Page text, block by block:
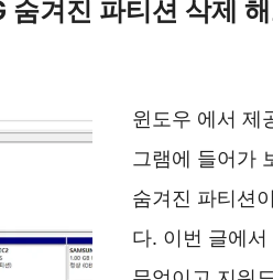
숨겨진 파티션 삭제
윈도우 에서 제
그램에 들어가
숨겨진 파티션
다. 이번 글에